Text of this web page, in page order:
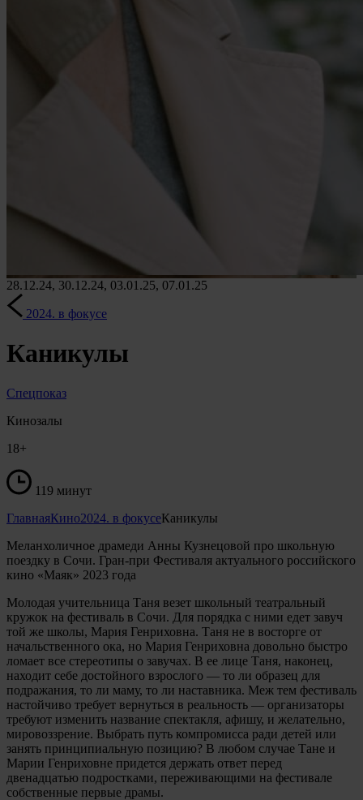
28.12.24, 30.12.24, 03.01.25, 07.01.25
2024. в фокусе
Каникулы
Спецпоказ
Кинозалы
18+
119 минут
ГлавнаяКино2024. в фокусеКаникулы
Меланхоличное драмеди Анны Кузнецовой про школьную
поездку в Сочи. Гран-при Фестиваля актуального российского
кино «Маяк» 2023 года
Молодая учительница Таня везет школьный театральный
кружок на фестиваль в Сочи. Для порядка с ними едет завуч
той же школы, Мария Генриховна. Таня не в восторге от
начальственного ока, но Мария Генриховна довольно быстро
ломает все стереотипы о завучах. В ее лице Таня, наконец,
находит себе достойного взрослого — то ли образец для
подражания, то ли маму, то ли наставника. Меж тем фестиваль
настойчиво требует вернуться в реальность — организаторы
требуют изменить название спектакля, афишу, и желательно,
мировоззрение. Выбрать путь компромисса ради детей или
занять принципиальную позицию? В любом случае Тане и
Марии Генриховне придется держать ответ перед
двенадцатью подростками, переживающими на фестивале
собственные первые драмы.